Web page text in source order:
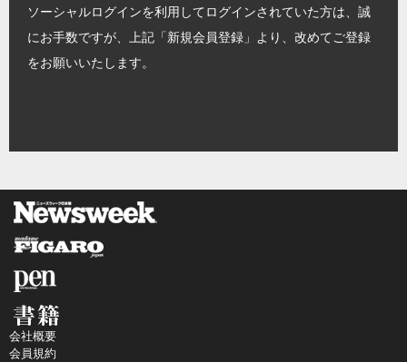
ソーシャルログインを利用してログインされていた方は、誠
にお手数ですが、上記「新規会員登録」より、改めてご登録
をお願いいたします。
会社概要
会員規約